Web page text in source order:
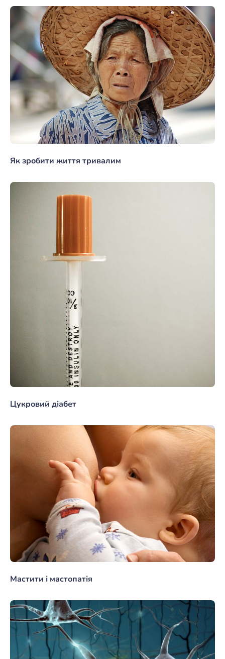
Як зробити життя тривалим
Цукровий діабет
Мастити і мастопатія